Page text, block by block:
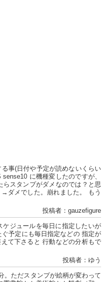
事(日付や予定が読めないくらい
に機種変したのですが、
スタンプがダメなのでは？と思
メでした。崩れました。 もう
投稿者：gauzefigure
ジュールを毎日に指定したいが
予定にも毎日指定などの 指定が
て下さると 行動などの分析もで
投稿者：ゆう
。ただスタンプが絵柄が変わって